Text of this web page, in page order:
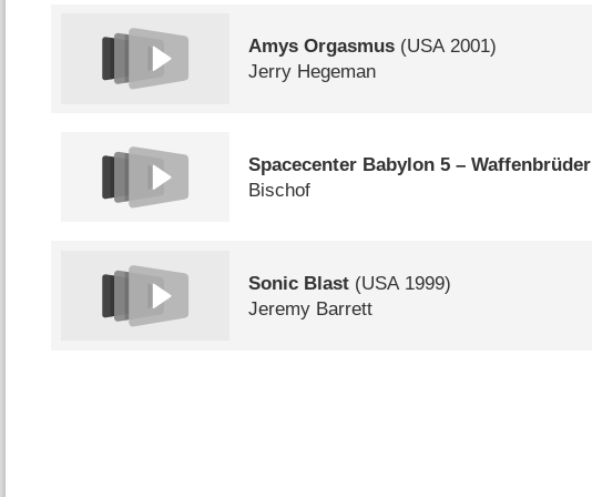
Amys Orgasmus (USA 2001)
Jerry Hegeman
Spacecenter Babylon 5 – Waffenbrüder
Bischof
Sonic Blast (USA 1999)
Jeremy Barrett